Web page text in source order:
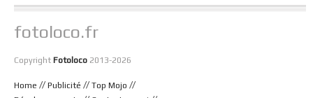
fotoloco.fr
Copyright Fotoloco 2013-2026
Home // Publicité // Top Mojo //